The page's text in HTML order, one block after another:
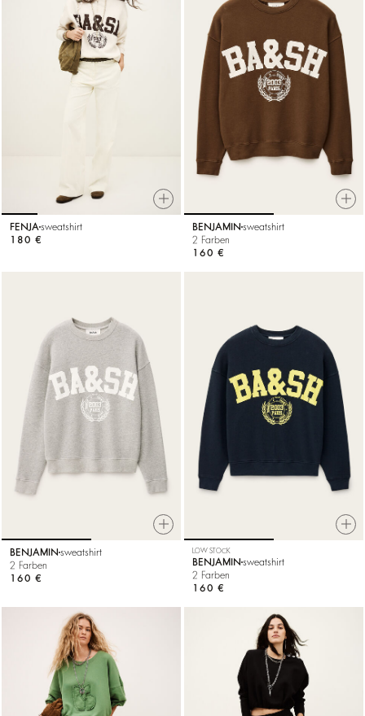
FENJA sweatshirt
180 €
BENJAMIN sweatshirt
2 Farben
160 €
BENJAMIN sweatshirt
2 Farben
160 €
LOW STOCK
BENJAMIN sweatshirt
2 Farben
160 €